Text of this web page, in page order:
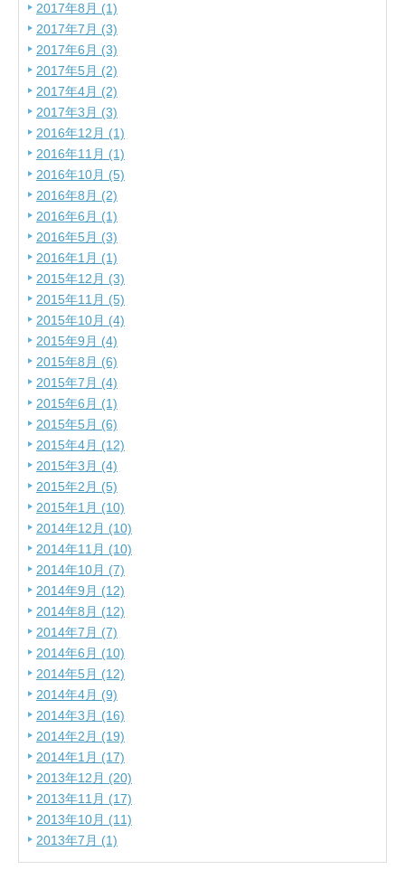
2017年8月 (1)
2017年7月 (3)
2017年6月 (3)
2017年5月 (2)
2017年4月 (2)
2017年3月 (3)
2016年12月 (1)
2016年11月 (1)
2016年10月 (5)
2016年8月 (2)
2016年6月 (1)
2016年5月 (3)
2016年1月 (1)
2015年12月 (3)
2015年11月 (5)
2015年10月 (4)
2015年9月 (4)
2015年8月 (6)
2015年7月 (4)
2015年6月 (1)
2015年5月 (6)
2015年4月 (12)
2015年3月 (4)
2015年2月 (5)
2015年1月 (10)
2014年12月 (10)
2014年11月 (10)
2014年10月 (7)
2014年9月 (12)
2014年8月 (12)
2014年7月 (7)
2014年6月 (10)
2014年5月 (12)
2014年4月 (9)
2014年3月 (16)
2014年2月 (19)
2014年1月 (17)
2013年12月 (20)
2013年11月 (17)
2013年10月 (11)
2013年7月 (1)